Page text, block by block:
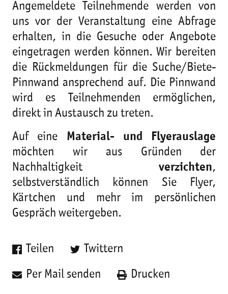
Angemeldete Teilnehmende werden von
uns vor der Veranstaltung eine Abfrage
erhalten, in die Gesuche oder Angebote
eingetragen werden können. Wir bereiten
die Rückmeldungen für die Suche/Biete-
Pinnwand ansprechend auf. Die Pinnwand
wird es Teilnehmenden ermöglichen,
direkt in Austausch zu treten.
Auf eine Material- und Flyerauslage
möchten wir aus Gründen der
Nachhaltigkeit verzichten,
selbstverständlich können Sie Flyer,
Kärtchen und mehr im persönlichen
Gespräch weitergeben.
Teilen Twittern
Per Mail senden Drucken